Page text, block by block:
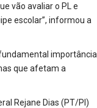
vão avaliar o PL e
escolar”, informou a
importância
que afetam a
Rejane Dias (PT/PI)